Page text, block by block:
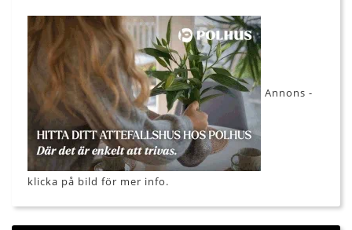
Annons -
klicka på bild för mer info.